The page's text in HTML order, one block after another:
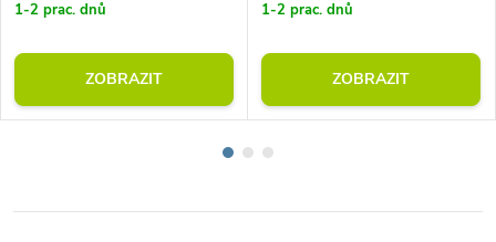
1-2 prac. dnů
ZOBRAZIT
1-2 prac. dnů
ZOBRAZIT